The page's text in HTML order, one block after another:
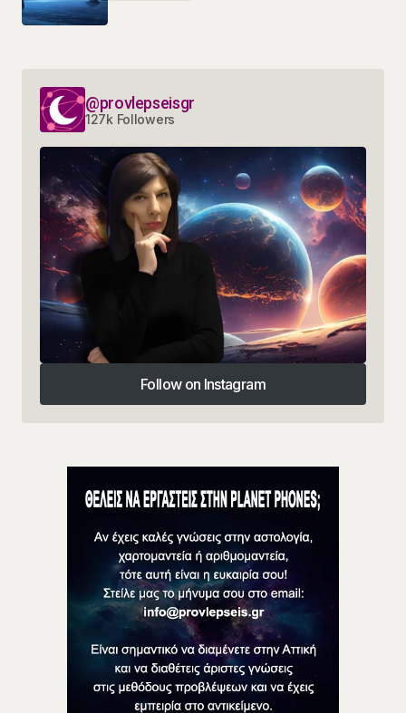
@provlepseisgr
127k Followers
Follow on Instagram
Follow on Instagram